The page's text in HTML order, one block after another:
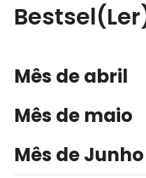
Mês de abril
Mês de maio
Mês de Junho